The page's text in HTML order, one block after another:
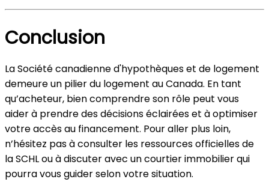
Conclusion
La Société canadienne d'hypothèques et de logement
demeure un pilier du logement au Canada. En tant
qu’acheteur, bien comprendre son rôle peut vous
aider à prendre des décisions éclairées et à optimiser
votre accès au financement. Pour aller plus loin,
n’hésitez pas à consulter les ressources officielles de
la SCHL ou à discuter avec un courtier immobilier qui
pourra vous guider selon votre situation.